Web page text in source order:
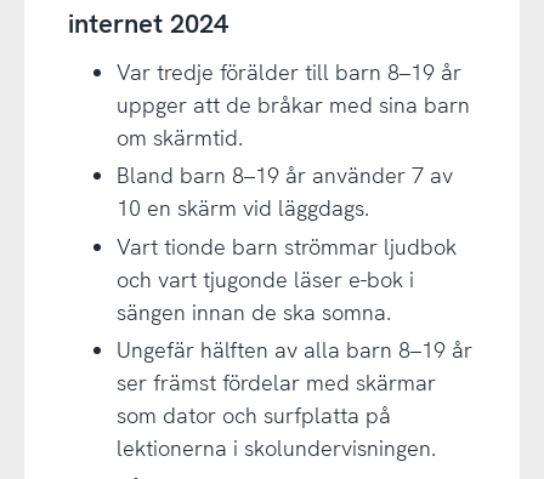
internet 2024
Var tredje förälder till barn 8–19 år
uppger att de bråkar med sina barn
om skärmtid.
Bland barn 8–19 år använder 7 av
10 en skärm vid läggdags.
Vart tionde barn strömmar ljudbok
och vart tjugonde läser e-bok i
sängen innan de ska somna.
Ungefär hälften av alla barn 8–19 år
ser främst fördelar med skärmar
som dator och surfplatta på
lektionerna i skolundervisningen.